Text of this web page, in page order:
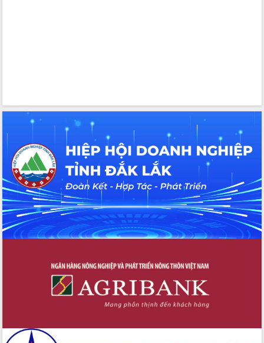
nội trú liên cấp tiểu học và THCS xã Ia
Phó Thủ tướng Chính phủ Mai Văn
Chính chia sẻ, động viên người dân
chịu ảnh hưởng nặng từ bão số 13
Chủ tịch UBND tỉnh kiểm tra công tác
phòng, chống bão số 13 tại các địa
bàn xung yếu
Tập trung đẩy nhanh giải ngân nguồn
vốn các chương trình mục tiêu quốc
gia
lượng các tiêu chí nông thôn mới
Công bố quyết định của Ban Thường
vụ Tỉnh ủy về công tác cán bộ
Nâng cao trách nhiệm người đứng
vốn đầu tư công năm 2025